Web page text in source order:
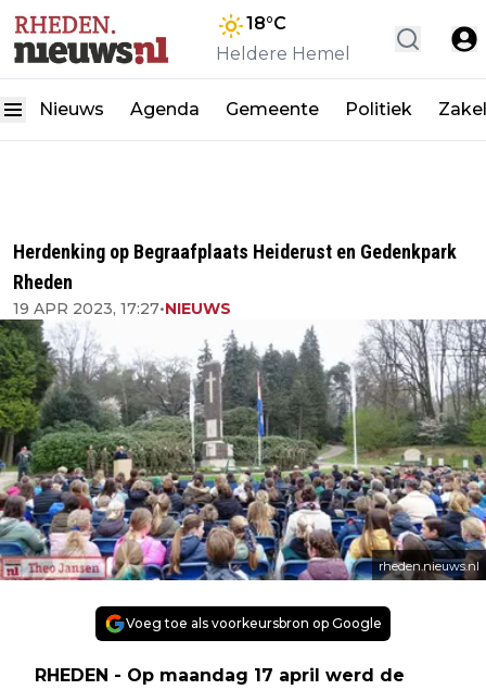
18°C
Heldere Hemel
Nieuws Agenda Gemeente Politiek
Herdenking op Begraafplaats Heiderust en Gedenkpark
Rheden
19 APR 2023, 17:27•NIEUWS
rheden.nieuws.nl
Voeg toe als voorkeursbron op Google
RHEDEN - Op maandag 17 april werd de